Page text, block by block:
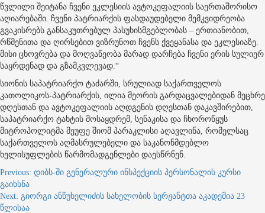
წვლილი შეიტანა ჩვენი ეკლესიის ავტოკეფალიის საერთაშორისო
აღიარებაში. ჩვენი პატრიარქის ფასდაუდებელი მემკვიდრეობა
გვაკისრებს განსაკუთრებულ პასუხისმგებლობას – ერთიანობით,
რწმენითა და ღირსებით ვიზრუნოთ ჩვენს ქვეყანასა და ეკლესიაზე.
მისი ცხოვრება და მოღვაწეობა მარად დარჩება ჩვენი ერის სულიერ
საყრდენად და გზამკვლევად.“
სიონის საპატრიარქო ტაძარში, სრულიად საქართველოს
კათოლიკოს-პატრიარქის, ილია მეორის გარდაცვალებიდან მეცხრე
დღესთან და ავტოკეფალიის აღდგენის დღესთან დაკავშირებით,
საპატრიარქო ტახტის მოსაყდრემ, სენაკისა და ჩხოროწყუს
მიტროპოლიტმა მეუფე შიომ პარაკლისი აღავლინა, რომელსაც
საქართველოს აღმასრულებელი და საკანონმდებლო
ხელისუფლების წარმომადგენლები დაესწრნენ.
Post
navigation
Previous: დიბს-ში გენერალური ინსპექციის პერსონალის კურსი
გაიხსნა
Next: გიორგი ანწუხელიძის სახელობის სერჟანტთა აკადემია 23
წლისაა